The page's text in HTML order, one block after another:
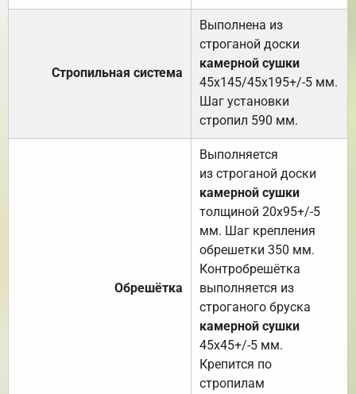
Стропильная система
Выполнена из
строганой доски
камерной сушки
45х145/45х195+/-5 мм.
Шаг установки
стропил 590 мм.
Обрешётка
Выполняется
из строганой доски
камерной сушки
толщиной 20х95+/-5
мм. Шаг крепления
обрешетки 350 мм.
Контробрешётка
выполняется из
строганого бруска
камерной сушки
45х45+/-5 мм.
Крепится по
стропилам